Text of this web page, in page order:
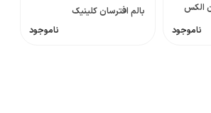
الکس
ناموجود
بالم افترسان کلینیک
ناموجود